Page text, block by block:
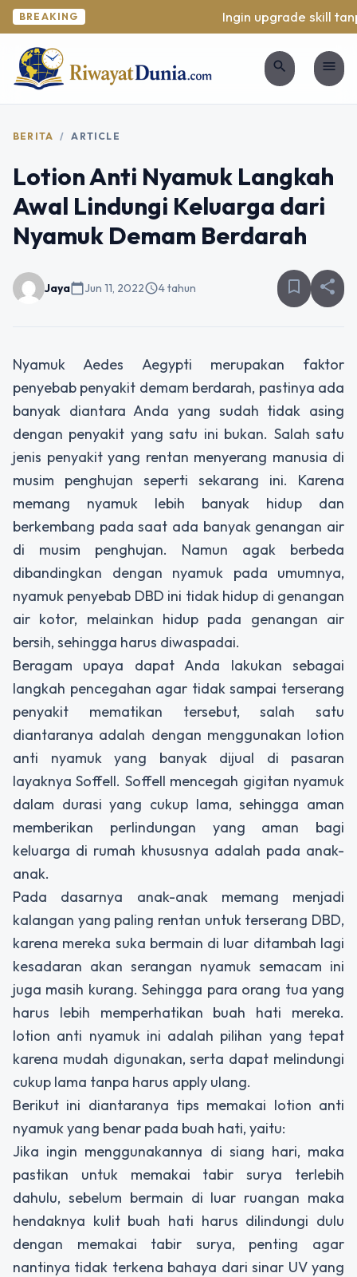
BREAKING Ingin upgrade skill
search menu
BERITA / ARTICLE
Lotion Anti Nyamuk Langkah
Awal Lindungi Keluarga dari
Nyamuk Demam Berdarah
Jayacalendar_todayJun 11, 2022schedule4 tahun bookmark_border share
Nyamuk Aedes Aegypti merupakan faktor
penyebab penyakit demam berdarah, pastinya ada
banyak diantara Anda yang sudah tidak asing
dengan penyakit yang satu ini bukan. Salah satu
jenis penyakit yang rentan menyerang manusia di
musim penghujan seperti sekarang ini. Karena
memang nyamuk lebih banyak hidup dan
berkembang pada saat ada banyak genangan air
di musim penghujan. Namun agak berbeda
dibandingkan dengan nyamuk pada umumnya,
nyamuk penyebab DBD ini tidak hidup di genangan
air kotor, melainkan hidup pada genangan air
bersih, sehingga harus diwaspadai.
Beragam upaya dapat Anda lakukan sebagai
langkah pencegahan agar tidak sampai terserang
penyakit mematikan tersebut, salah satu
diantaranya adalah dengan menggunakan lotion
anti nyamuk yang banyak dijual di pasaran
layaknya Soffell. Soffell mencegah gigitan nyamuk
dalam durasi yang cukup lama, sehingga aman
memberikan perlindungan yang aman bagi
keluarga di rumah khususnya adalah pada anak-
anak.
Pada dasarnya anak-anak memang menjadi
kalangan yang paling rentan untuk terserang DBD,
karena mereka suka bermain di luar ditambah lagi
kesadaran akan serangan nyamuk semacam ini
juga masih kurang. Sehingga para orang tua yang
harus lebih memperhatikan buah hati mereka.
lotion anti nyamuk ini adalah pilihan yang tepat
karena mudah digunakan, serta dapat melindungi
cukup lama tanpa harus apply ulang.
Berikut ini diantaranya tips memakai lotion anti
nyamuk yang benar pada buah hati, yaitu:
Jika ingin menggunakannya di siang hari, maka
pastikan untuk memakai tabir surya terlebih
dahulu, sebelum bermain di luar ruangan maka
hendaknya kulit buah hati harus dilindungi dulu
dengan memakai tabir surya, penting agar
nantinya tidak terkena bahaya dari sinar UV yang